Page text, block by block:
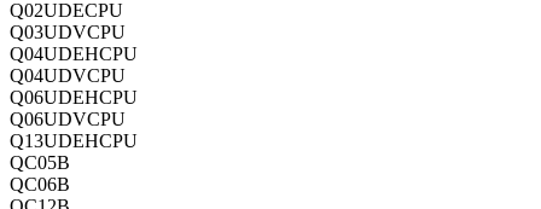
Q02UDECPU
Q03UDVCPU
Q04UDEHCPU
Q04UDVCPU
Q06UDEHCPU
Q06UDVCPU
Q13UDEHCPU
QC05B
QC06B